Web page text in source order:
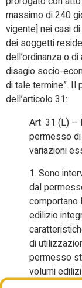
massimo di 240
vigente] nei casi
dei soggetti
dell’ordinanza o
disagio socio-
di tale termine”. Il
dell’articolo 31:
Art. 31 (L) –
permesso
variazioni
1. Sono
dal
comportano
edilizio
di
permesso
volumi